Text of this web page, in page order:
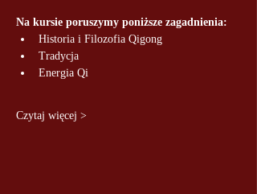
Na kursie poruszymy poniższe zagadnienia:
Historia i Filozofia Qigong
Tradycja
Energia Qi
Czytaj więcej >